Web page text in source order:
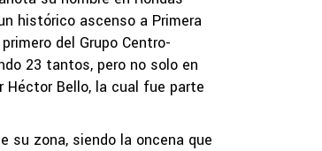
histórico ascenso a Primera
del Grupo Centro-
23 tantos, pero no solo en
Héctor Bello, la cual fue parte
su zona, siendo la oncena que